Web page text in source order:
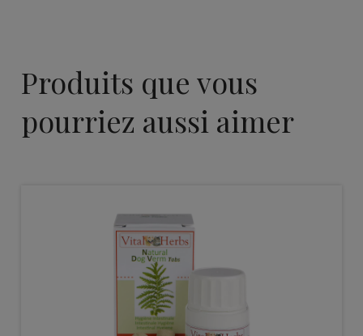
Produits que vous
pourriez aussi aimer